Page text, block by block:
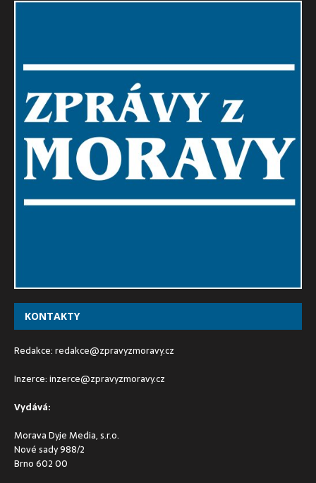
KONTAKTY
Redakce:redakce@zpravyzmoravy.cz
Inzerce:inzerce@zpravyzmoravy.cz
Vydává:
Morava Dyje Media, s.r.o.
Nové sady 988/2
Brno 602 00